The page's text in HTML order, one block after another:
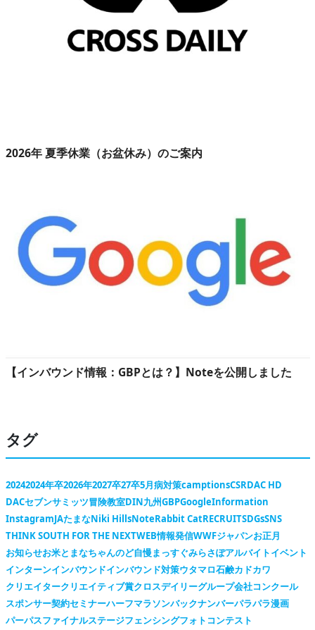
2026年 夏季休業（お盆休み）のご案内
【インバウンド情報：GBPとは？】Noteを公開しました
タグ
20242024年卒2026年2027卒27卒5月病対策camptionsCSRDAC HD
DACセブンサミッツ冒険教室DIN九州GBPGoogleInformation
InstagramJAたまなNiki HillsNoteRabbit CatRECRUITSDGsSNS
THINK SOUTH FOR THE NEXTWEB情報発信WWFジャパンお正月
お知らせお米とまなちゃんのど自慢まっすぐみらさぽアルバイトイベント
インターンインバウンドインバウンド対策ウタマロ石鹸カドカワ
クリエイタークリエイティブ賞クロスデイリーグループ会社コンクール
スポンサー契約セミナーハーフマラソンバックナンバーパラパラ漫画
パーパスファイナルステージフェンシングフォトコンテスト